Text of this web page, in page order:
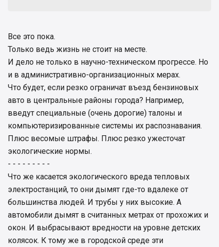
Все это пока.
Только ведь жизнь не стоит на месте.
И дело не только в научно-техническом прогрессе. Но
и в административно-организационных мерах.
Что будет, если резко ограничат въезд бензиновых
авто в центральные районы города? Например,
введут специальные (очень дорогие) талоны и
компьютеризированные системы их распознавания.
Плюс весомые штрафы. Плюс резко ужесточат
экологические нормы.
- - - - - - - - -
Что же касается экологического вреда тепловых
электростанций, то они дымят где-то вдалеке от
большинства людей. И трубы у них высокие. А
автомобили дымят в считанных метрах от прохожих и
окон. И выбрасывают вредности на уровне детских
колясок. К тому же в городской среде эти